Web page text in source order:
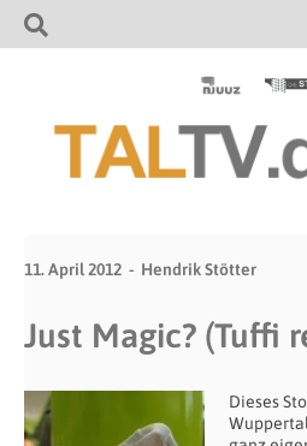
11. April 2012 Hendrik Stötter
Just Magic? (Tuffi
Dieses